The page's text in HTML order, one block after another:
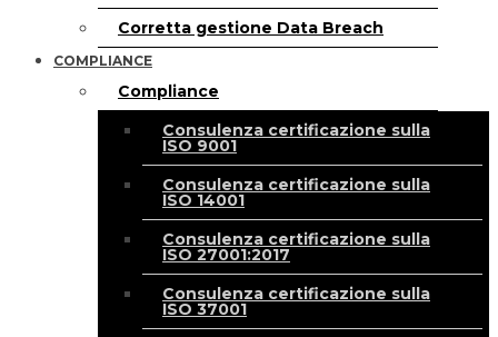
Corretta gestione Data Breach
COMPLIANCE
Compliance
Consulenza certificazione sulla
ISO 9001
Consulenza certificazione sulla
ISO 14001
Consulenza certificazione sulla
ISO 27001:2017
Consulenza certificazione sulla
ISO 37001